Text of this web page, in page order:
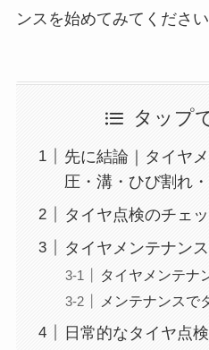
ンスを始めてみてください
タップ
先に結論｜タイヤ
圧・溝・ひび割れ
タイヤ点検のチェ
タイヤメンテナン
タイヤメンテナ
メンテナンスで
日常的なタイヤ点